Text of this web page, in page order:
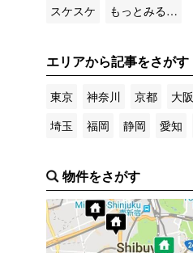
スケスケ
もっとみる…
エリアから記事をさがす
東京 神奈川 京都 大阪
埼玉
福岡 静岡 愛知
物件をさがす